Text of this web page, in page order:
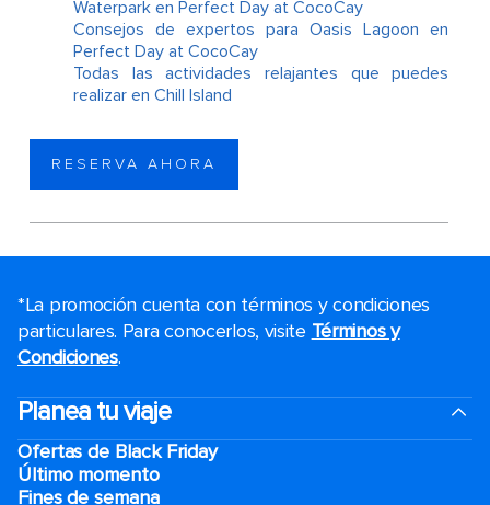
Waterpark en Perfect Day at CocoCay
Consejos de expertos para Oasis Lagoon en
Perfect Day at CocoCay
Todas las actividades relajantes que puedes
realizar en Chill Island
RESERVA AHORA
*La promoción cuenta con términos y condiciones
particulares. Para conocerlos, visite Términos y
Condiciones.
Planea tu viaje
Ofertas de Black Friday
Último momento
Fines de semana